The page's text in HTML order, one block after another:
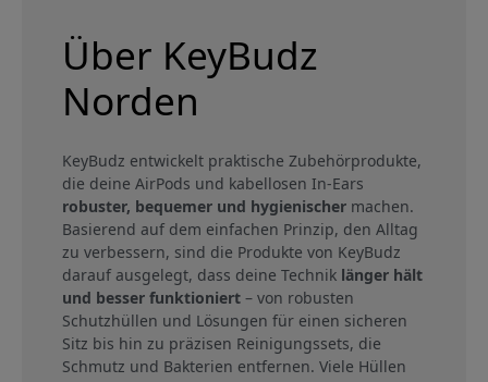
Über KeyBudz
Norden
KeyBudz entwickelt praktische Zubehörprodukte,
die deine AirPods und kabellosen In-Ears
robuster, bequemer und hygienischer machen.
Basierend auf dem einfachen Prinzip, den Alltag
zu verbessern, sind die Produkte von KeyBudz
darauf ausgelegt, dass deine Technik länger hält
und besser funktioniert – von robusten
Schutzhüllen und Lösungen für einen sicheren
Sitz bis hin zu präzisen Reinigungssets, die
Schmutz und Bakterien entfernen. Viele Hüllen